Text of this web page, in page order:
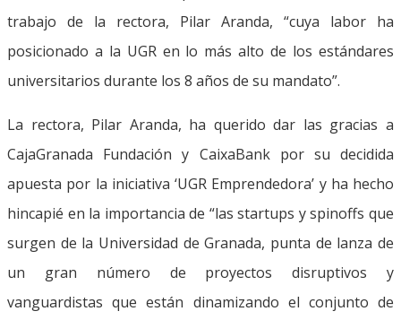
trabajo de la rectora, Pilar Aranda, “cuya labor ha
posicionado a la UGR en lo más alto de los estándares
universitarios durante los 8 años de su mandato”.
La rectora, Pilar Aranda, ha querido dar las gracias a
CajaGranada Fundación y CaixaBank por su decidida
apuesta por la iniciativa ‘UGR Emprendedora’ y ha hecho
hincapié en la importancia de “las startups y spinoffs que
surgen de la Universidad de Granada, punta de lanza de
un gran número de proyectos disruptivos y
vanguardistas que están dinamizando el conjunto de